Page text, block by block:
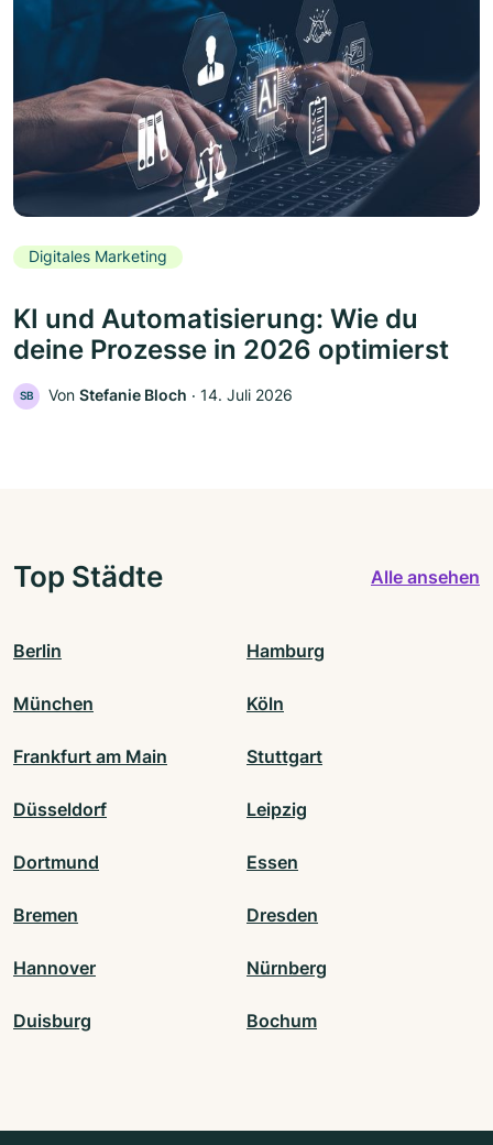
Digitales Marketing
KI und Automatisierung: Wie du
deine Prozesse in 2026 optimierst
SB Von Stefanie Bloch ‧ 14. Juli 2026
Top Städte Alle ansehen
Berlin Hamburg
München Köln
Frankfurt am Main Stuttgart
Düsseldorf Leipzig
Dortmund Essen
Bremen Dresden
Hannover Nürnberg
Duisburg Bochum